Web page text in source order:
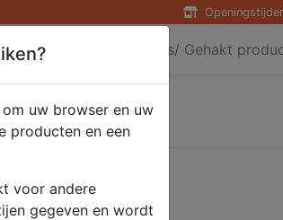
Diversen Hamburgers/ Gehakt
Gezellig - Gezellig
uw browser en uw
producten en een
voor andere
gegeven en wordt